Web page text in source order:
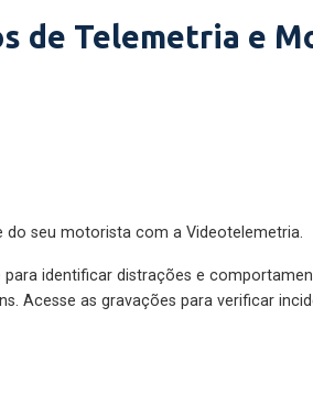
de Telemetria e
seu motorista com a Videotelemetria.
identificar distrações e
Acesse as gravações para verificar